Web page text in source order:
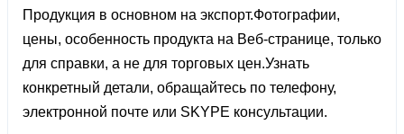
Продукция в основном на экспорт.Фотографии,
цены, особенность продукта на Веб-странице, только
для справки, а не для торговых цен.Узнать
конкретный детали, обращайтесь по телефону,
электронной почте или SKYPE консультации.